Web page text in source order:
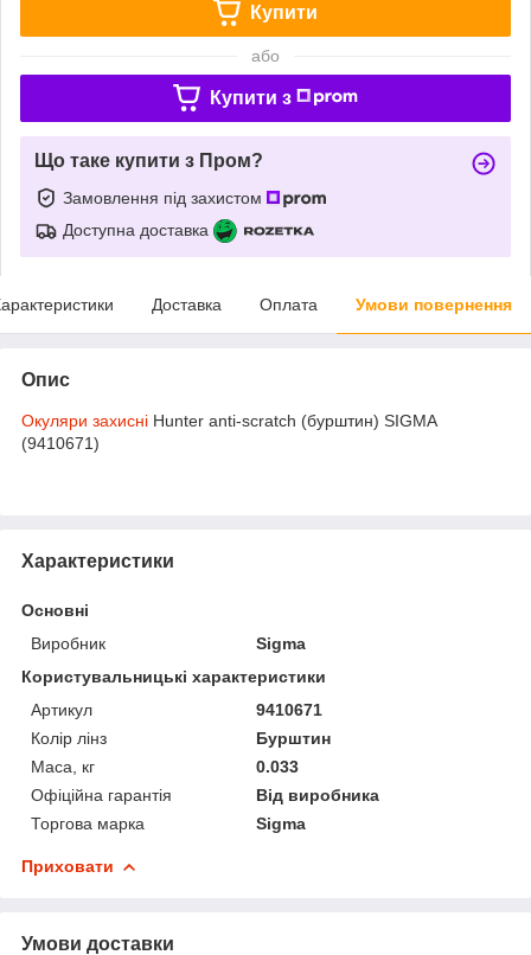
Купити
або
Купити з
Що таке купити з Пром?
Замовлення під захистом
Доступна доставка
Доставка Оплата Умови повернення
Опис
Окуляри захисні Hunter anti-scratch (бурштин) SIGMA
(9410671)
Характеристики
Основні
Виробник
Sigma
Користувальницькі характеристики
Артикул
9410671
Колір лінз
Бурштин
Маса, кг
0.033
Офіційна гарантія
Від виробника
Торгова марка
Sigma
Приховати
Умови доставки